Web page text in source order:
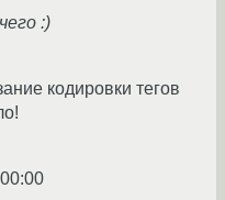
:)
кодировки тегов